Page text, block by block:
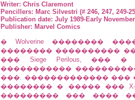
Writer: Chris Claremont
Pencillers: Marc Silvestri (# 246, 247, 249-
Publication date: July 1989-Early
Publisher: Marvel Comics
� Wolverine ��������
�������� ����������
��� Siege Perilous, ��� �
�����������
���. �������������
�������� � ����� ���
��������� ��� ����